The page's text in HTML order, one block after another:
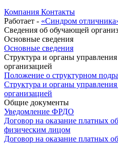
Компания Контакты
Работает - «Синдром
Сведения об обучающей
Основные сведения
Основные сведения
Структура и органы управления
организацией
Положение о структурном
Структура и органы управления
организацией
Общие документы
Уведомление ФРДО
Договор на оказание платных
физическим лицом
Договор на оказание платных